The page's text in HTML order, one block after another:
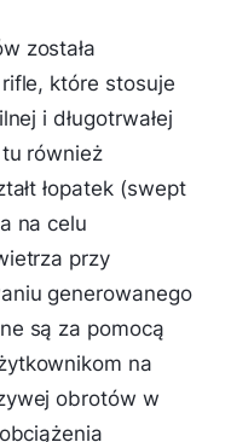
została
rifle, które stosuje
i długotrwałej
również
łopatek (swept
na celu
przy
generowanego
są za pomocą
na
obrotów w